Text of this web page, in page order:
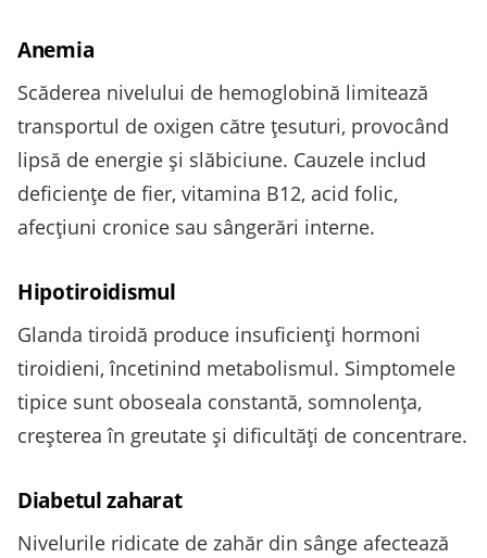
Anemia
Scăderea nivelului de hemoglobină limitează
transportul de oxigen către ţesuturi, provocând
lipsă de energie și slăbiciune. Cauzele includ
deficienţe de fier, vitamina B12, acid folic,
afecţiuni cronice sau sângerări interne.
Hipotiroidismul
Glanda tiroidă produce insuficienţi hormoni
tiroidieni, încetinind metabolismul. Simptomele
tipice sunt oboseala constantă, somnolenţa,
creşterea în greutate și dificultăţi de concentrare.
Diabetul zaharat
Nivelurile ridicate de zahăr din sânge afectează